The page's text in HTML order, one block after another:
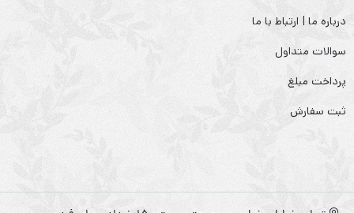
درباره ما | ارتباط با ما
سوالات متداول
پرداخت مبلغ
ثبت سفارش